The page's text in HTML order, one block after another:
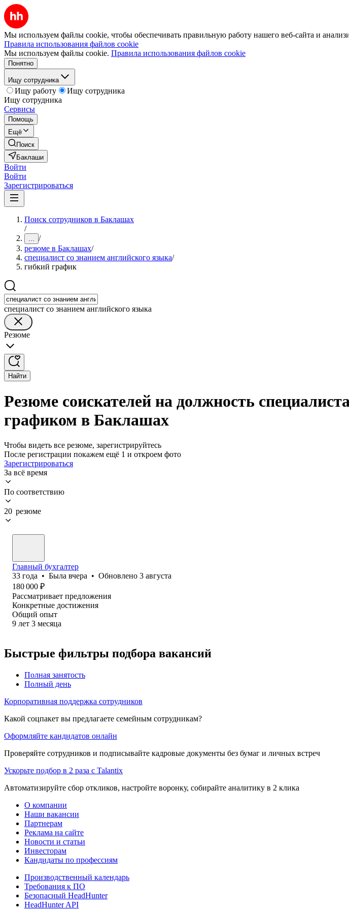
Мы используем файлы cookie, чтобы обеспечивать правильную работу нашего веб-сайта и
Правила использования файлов cookie
Мы используем файлы cookie. Правила использования файлов cookie
Понятно
Ищу сотрудника
Ищу работу
Ищу сотрудника
Ищу сотрудника
Сервисы
Помощь
Ещё
Поиск
Баклаши
Войти
Войти
Зарегистрироваться
Поиск сотрудников в Баклашах
/
... /
резюме в Баклашах/
специалист со знанием английского языка/
гибкий график
специалист со знанием английского языка
Резюме
Найти
Резюме соискателей на должность
графиком в Баклашах
Чтобы видеть все резюме, зарегистрируйтесь
После регистрации покажем ещё 1 и откроем фото
Зарегистрироваться
За всё время
По соответствию
20 резюме
Главный бухгалтер
33 года • Была вчера • Обновлено 3 августа
180 000 ₽
Рассматривает предложения
Конкретные достижения
Общий опыт
9 лет 3 месяца
Быстрые фильтры подбора вакансий
Полная занятость
Полный день
Корпоративная поддержка сотрудников
Какой соцпакет вы предлагаете семейным сотрудникам?
Оформляйте кандидатов онлайн
Проверяйте сотрудников и подписывайте кадровые документы без бумаг и личных встреч
Ускорьте подбор в 2 раза с Talantix
Автоматизируйте сбор откликов, настройте воронку, собирайте аналитику в 2 клика
О компании
Наши вакансии
Партнерам
Реклама на сайте
Новости и статьи
Инвесторам
Кандидаты по профессиям
Производственный календарь
Требования к ПО
Безопасный HeadHunter
HeadHunter API